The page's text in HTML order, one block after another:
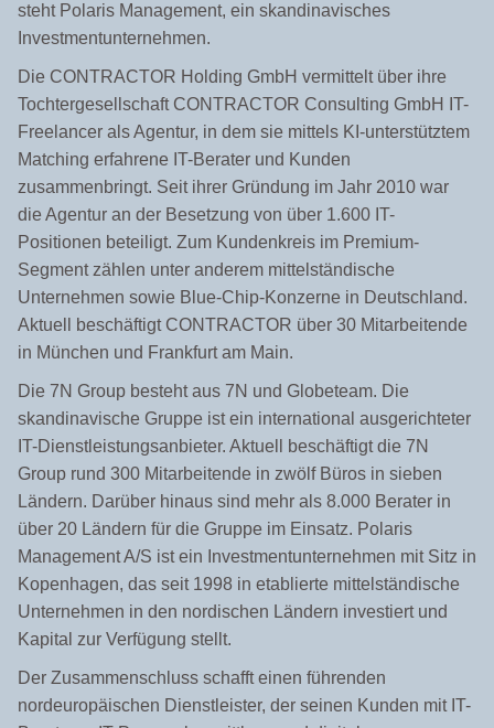
steht Polaris Management, ein skandinavisches
Investmentunternehmen.
Die CONTRACTOR Holding GmbH vermittelt über ihre
Tochtergesellschaft CONTRACTOR Consulting GmbH IT-
Freelancer als Agentur, in dem sie mittels KI-unterstütztem
Matching erfahrene IT-Berater und Kunden
zusammenbringt. Seit ihrer Gründung im Jahr 2010 war
die Agentur an der Besetzung von über 1.600 IT-
Positionen beteiligt. Zum Kundenkreis im Premium-
Segment zählen unter anderem mittelständische
Unternehmen sowie Blue-Chip-Konzerne in Deutschland.
Aktuell beschäftigt CONTRACTOR über 30 Mitarbeitende
in München und Frankfurt am Main.
Die 7N Group besteht aus 7N und Globeteam. Die
skandinavische Gruppe ist ein international ausgerichteter
IT-Dienstleistungsanbieter. Aktuell beschäftigt die 7N
Group rund 300 Mitarbeitende in zwölf Büros in sieben
Ländern. Darüber hinaus sind mehr als 8.000 Berater in
über 20 Ländern für die Gruppe im Einsatz. Polaris
Management A/S ist ein Investmentunternehmen mit Sitz in
Kopenhagen, das seit 1998 in etablierte mittelständische
Unternehmen in den nordischen Ländern investiert und
Kapital zur Verfügung stellt.
Der Zusammenschluss schafft einen führenden
nordeuropäischen Dienstleister, der seinen Kunden mit IT-